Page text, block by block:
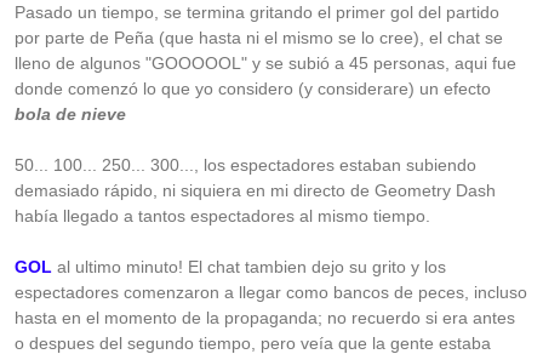
Pasado un tiempo, se termina gritando el primer gol del partido
por parte de Peña (que hasta ni el mismo se lo cree), el chat se
lleno de algunos "GOOOOOL" y se subió a 45 personas, aqui fue
donde comenzó lo que yo considero (y considerare) un efecto
bola de nieve
50... 100... 250... 300..., los espectadores estaban subiendo
demasiado rápido, ni siquiera en mi directo de Geometry Dash
había llegado a tantos espectadores al mismo tiempo.
GOL al ultimo minuto! El chat tambien dejo su grito y los
espectadores comenzaron a llegar como bancos de peces, incluso
hasta en el momento de la propaganda; no recuerdo si era antes
o despues del segundo tiempo, pero veía que la gente estaba